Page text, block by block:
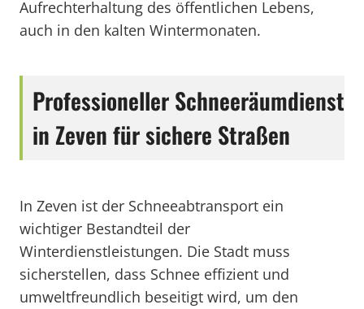
Aufrechterhaltung des öffentlichen Lebens,
auch in den kalten Wintermonaten.
Professioneller Schneeräumdienst
in Zeven für sichere Straßen
In Zeven ist der Schneeabtransport ein
wichtiger Bestandteil der
Winterdienstleistungen. Die Stadt muss
sicherstellen, dass Schnee effizient und
umweltfreundlich beseitigt wird, um den